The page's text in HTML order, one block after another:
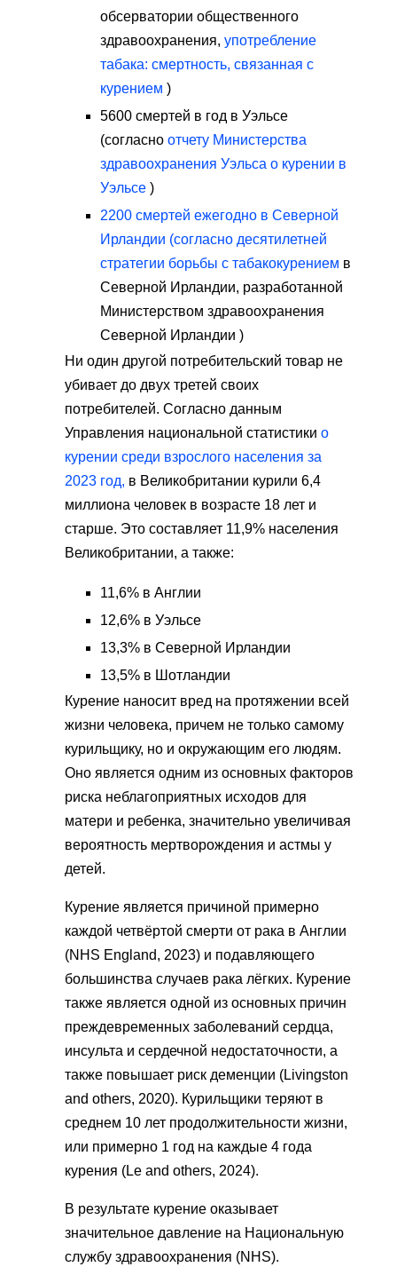
обсерватории общественного
здравоохранения, употребление
табака: смертность, связанная с
курением )
5600 смертей в год в Уэльсе
(согласно отчету Министерства
здравоохранения Уэльса о курении в
Уэльсе )
2200 смертей ежегодно в Северной
Ирландии (согласно десятилетней
стратегии борьбы с табакокурением в
Северной Ирландии, разработанной
Министерством здравоохранения
Северной Ирландии )
Ни один другой потребительский товар не
убивает до двух третей своих
потребителей. Согласно данным
Управления национальной статистики о
курении среди взрослого населения за
2023 год, в Великобритании курили 6,4
миллиона человек в возрасте 18 лет и
старше. Это составляет 11,9% населения
Великобритании, а также:
11,6% в Англии
12,6% в Уэльсе
13,3% в Северной Ирландии
13,5% в Шотландии
Курение наносит вред на протяжении всей
жизни человека, причем не только самому
курильщику, но и окружающим его людям.
Оно является одним из основных факторов
риска неблагоприятных исходов для
матери и ребенка, значительно увеличивая
вероятность мертворождения и астмы у
детей.
Курение является причиной примерно
каждой четвёртой смерти от рака в Англии
(NHS England, 2023) и подавляющего
большинства случаев рака лёгких. Курение
также является одной из основных причин
преждевременных заболеваний сердца,
инсульта и сердечной недостаточности, а
также повышает риск деменции (Livingston
and others, 2020). Курильщики теряют в
среднем 10 лет продолжительности жизни,
или примерно 1 год на каждые 4 года
курения (Le and others, 2024).
В результате курение оказывает
значительное давление на Национальную
службу здравоохранения (NHS).